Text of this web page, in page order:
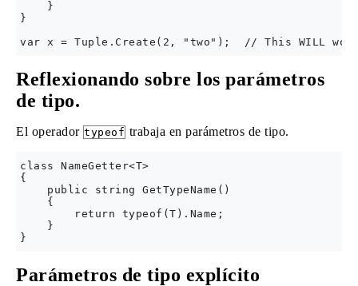
    }
}
Reflexionando sobre los parámetros
de tipo.
El operador typeof trabaja en parámetros de tipo.
class NameGetter<T>
{
    public string GetTypeName()
    {
        return typeof(T).Name;
    }
Parámetros de tipo explícito